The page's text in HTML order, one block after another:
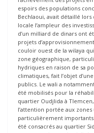
espoirs des populations
Bechlaoui, avait détaillé lors
locale l’ampleur des
d’un milliard de dinars ont
projets
couloir ouest de la wilaya
zone géographique,
hydriques en raison de sa
climatiques, fait l’objet
publics. Le wali a
été mobilisés pour la
quartier Oudjlida à
l’attention portée aux
particulièrement
été consacrés au quartier